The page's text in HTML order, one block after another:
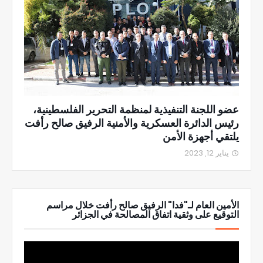
عضو اللجنة التنفيذية لمنظمة التحرير الفلسطينية،
رئيس الدائرة العسكرية والأمنية الرفيق صالح رأفت
يلتقي أجهزة الأمن
يناير 12, 2023
الأمين العام لـ"فدا" الرفيق صالح رأفت خلال مراسم
التوقيع على وثقية اتفاق المصالحة في الجزائر